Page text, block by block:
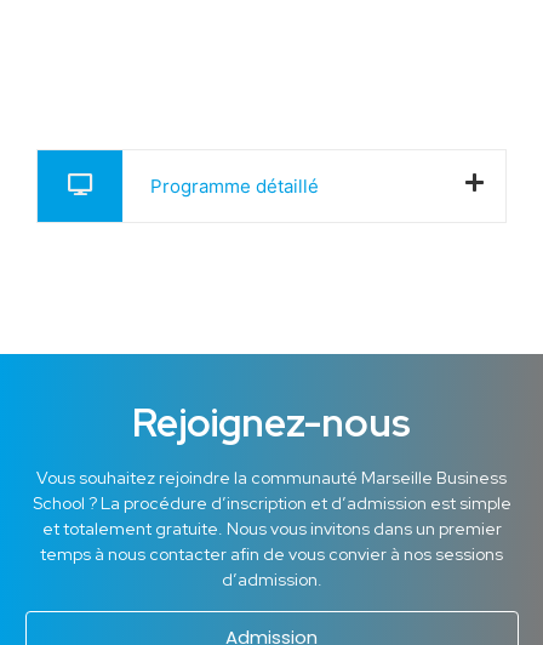
Programme détaillé
Rejoignez-nous
Vous souhaitez rejoindre la communauté Marseille Business
School ? La procédure d’inscription et d’admission est simple
et totalement gratuite. Nous vous invitons dans un premier
temps à nous contacter afin de vous convier à nos sessions
d’admission.
Admission